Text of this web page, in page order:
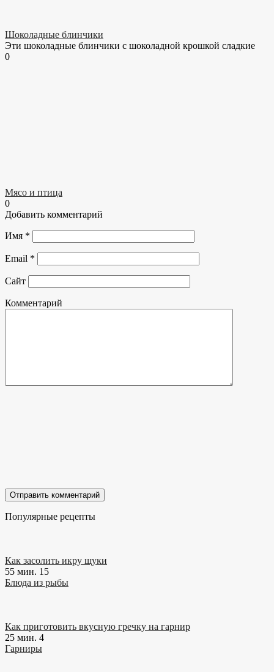
Шоколадные блинчики
Эти шоколадные блинчики с шоколадной крошкой сладкие
0
Мясо и птица
0
Добавить комментарий
Имя *
Email *
Сайт
Комментарий
Популярные рецепты
Как засолить икру щуки
55 мин. 15
Блюда из рыбы
Как приготовить вкусную гречку на гарнир
25 мин. 4
Гарниры